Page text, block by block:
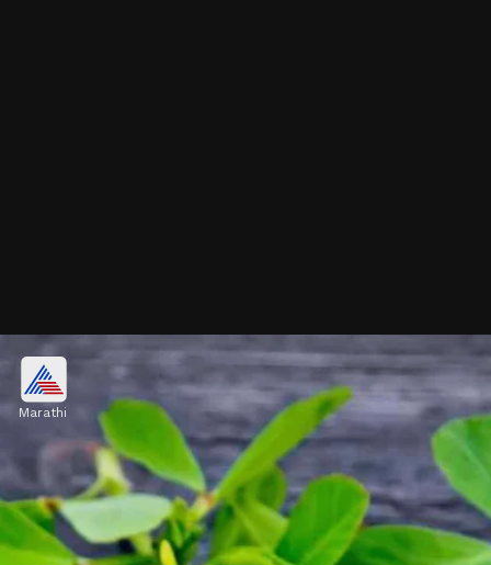
ओवा: पचनसंस्थेचा सुपरहीरो
ओव्याच्या अँटी-बॅक्टेरियल गुणधर्मांमुळे पचनसंस्था होईल हलकी,
कार्यक्षम. त्याच्या सुदृढ परिणामांमुळे तुमचं शरीर होईल निरोगी आणि
चांगल्या प्रकारे कार्यरत! ओवा गव्हाच्या पिठात मिसळा.
Image credits: unsplash
Marathi